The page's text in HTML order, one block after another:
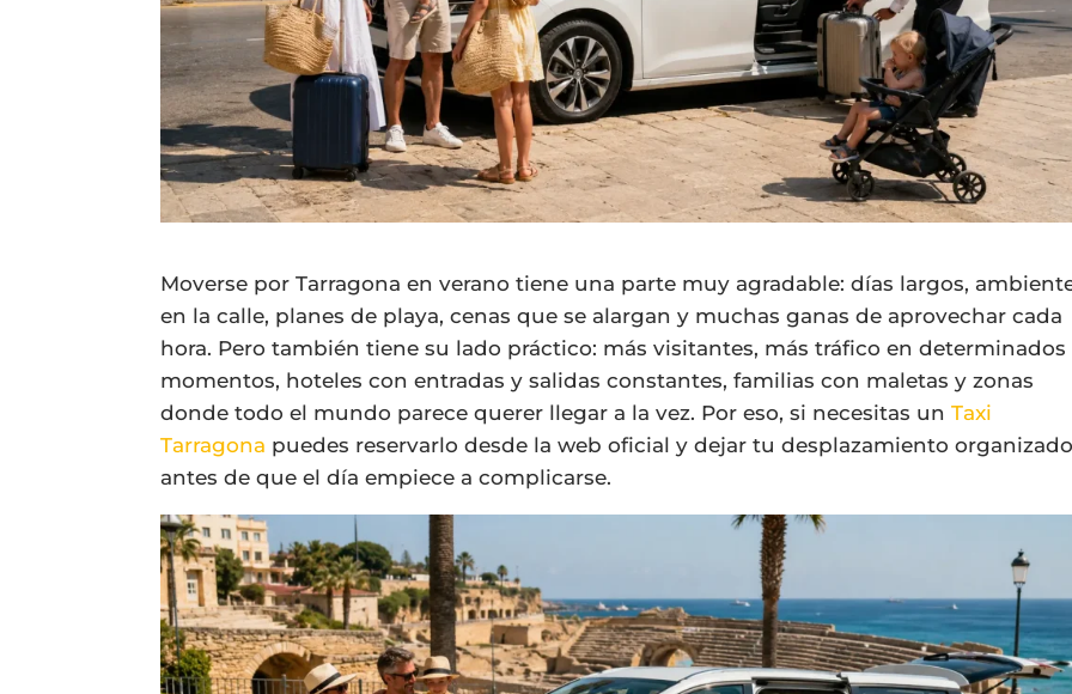
Moverse por Tarragona en verano tiene una parte muy agradable: días largos,
en la calle, planes de playa, cenas que se alargan y muchas ganas de aprovechar cada
hora. Pero también tiene su lado práctico: más visitantes, más tráfico en determinados
momentos, hoteles con entradas y salidas constantes, familias con maletas y zonas
donde todo el mundo parece querer llegar a la vez. Por eso, si necesitas unTaxi
Tarragona puedes reservarlo desde la web oficial y dejar tu desplazamiento
antes de que el día empiece a complicarse.